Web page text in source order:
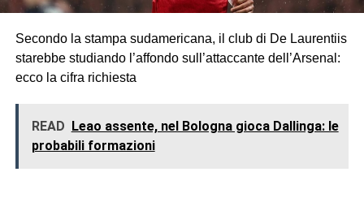
Secondo la stampa sudamericana, il club di De Laurentiis
starebbe studiando l’affondo sull’attaccante dell’Arsenal:
ecco la cifra richiesta
READ Leao assente, nel Bologna gioca Dallinga: le
probabili formazioni